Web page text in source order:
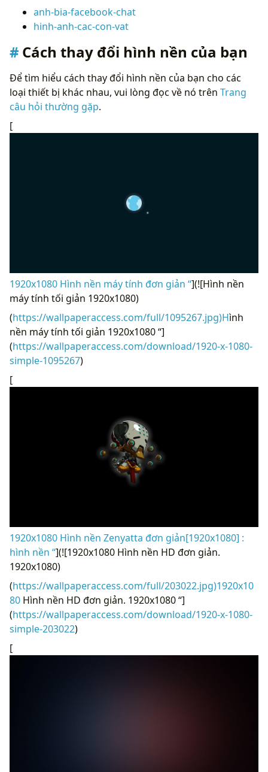
anh-bia-facebook-chat
hinh-anh-cac-con-vat
Cách thay đổi hình nền của bạn
Để tìm hiểu cách thay đổi hình nền của bạn cho các
loại thiết bị khác nhau, vui lòng đọc về nó trên Trang
câu hỏi thường gặp.
[
1920x1080 Hình nền máy tính đơn giản “](![Hình nền
máy tính tối giản 1920x1080)
(https://wallpaperaccess.com/full/1095267.jpg)Hình
nền máy tính tối giản 1920x1080 “]
(https://wallpaperaccess.com/download/1920-x-1080-
simple-1095267)
[
1920x1080 Hình nền Zenyatta đơn giản[1920x1080] :
hình nền “](![1920x1080 Hình nền HD đơn giản.
1920x1080)
(https://wallpaperaccess.com/full/203022.jpg)1920x10
80 Hình nền HD đơn giản. 1920x1080 “]
(https://wallpaperaccess.com/download/1920-x-1080-
simple-203022)
[